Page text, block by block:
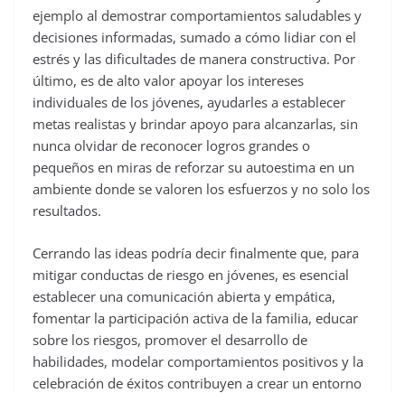
ejemplo al demostrar comportamientos saludables y
decisiones informadas, sumado a cómo lidiar con el
estrés y las dificultades de manera constructiva. Por
último, es de alto valor apoyar los intereses
individuales de los jóvenes, ayudarles a establecer
metas realistas y brindar apoyo para alcanzarlas, sin
nunca olvidar de reconocer logros grandes o
pequeños en miras de reforzar su autoestima en un
ambiente donde se valoren los esfuerzos y no solo los
resultados.
Cerrando las ideas podría decir finalmente que, para
mitigar conductas de riesgo en jóvenes, es esencial
establecer una comunicación abierta y empática,
fomentar la participación activa de la familia, educar
sobre los riesgos, promover el desarrollo de
habilidades, modelar comportamientos positivos y la
celebración de éxitos contribuyen a crear un entorno